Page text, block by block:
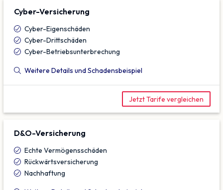
Cyber-Versicherung
Cyber-Eigenschäden
Cyber-Drittschäden
Cyber-Betriebsunterbrechung
Weitere Details und Schadensbeispiel
Jetzt Tarife vergleichen
D&O-Versicherung
Echte Vermögensschäden
Rückwärtsversicherung
Nachhaftung